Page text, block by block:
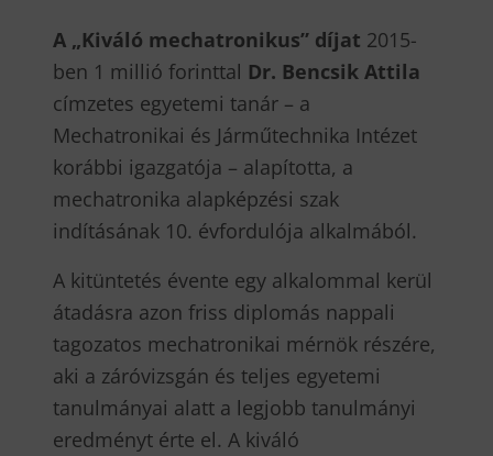
A „Kiváló mechatronikus” díjat 2015-
ben 1 millió forinttal Dr. Bencsik Attila
címzetes egyetemi tanár – a
Mechatronikai és Járműtechnika Intézet
korábbi igazgatója – alapította, a
mechatronika alapképzési szak
indításának 10. évfordulója alkalmából.
A kitüntetés évente egy alkalommal kerül
átadásra azon friss diplomás nappali
tagozatos mechatronikai mérnök részére,
aki a záróvizsgán és teljes egyetemi
tanulmányai alatt a legjobb tanulmányi
eredményt érte el. A kiváló